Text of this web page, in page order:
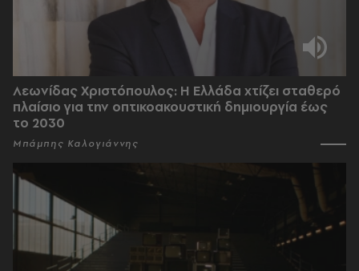
Λεωνίδας Χριστόπουλος: Η Ελλάδα χτίζει σταθερό
πλαίσιο για την οπτικοακουστική δημιουργία έως
το 2030
Μπάμπης Καλογιάννης